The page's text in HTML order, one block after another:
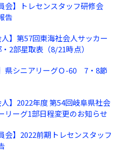
会】トレセンスタッフ研修会
告
人】第57回東海社会人サッカー
2部星取表（8/21時点）
】県シニアリーグＯ-60 7・8節
人】2022年度 第54回岐阜県社会
リーグ1部日程変更のお知らせ
会】2022前期トレセンスタッフ